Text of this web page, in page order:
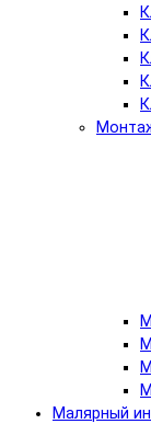
Малярный